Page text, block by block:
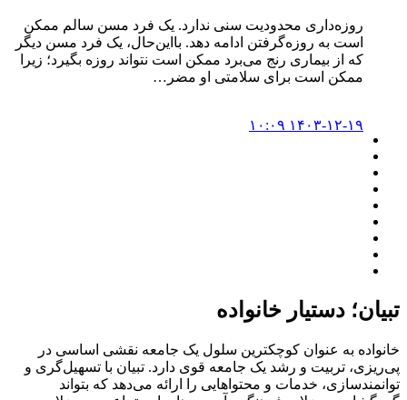
روزه‌داری محدودیت سنی ندارد. یک فرد مسن سالم ممکن
است به روزه‌گرفتن ادامه دهد. بااین‌حال، یک فرد مسن دیگر
که از بیماری رنج می‌برد ممکن است نتواند روزه بگیرد؛ زیرا
ممکن است برای سلامتی او مضر…
۱۴۰۳-۱۲-۱۹ ۱۰:۰۹
تبیان؛ دستیار خانواده
خانواده به عنوان کوچکترین سلول یک جامعه نقشی اساسی در
پی‌ریزی، تربیت و رشد یک جامعه قوی دارد. تبیان با تسهیل‌گری و
توانمندسازی، خدمات و محتواهایی را ارائه می‌دهد که بتواند